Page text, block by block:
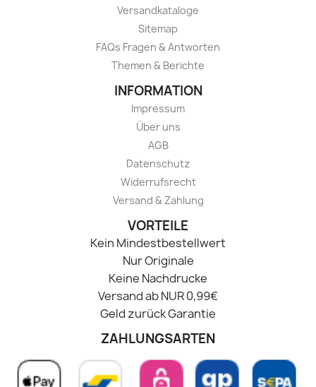
Versandkataloge
Sitemap
FAQs Fragen & Antworten
Themen & Berichte
INFORMATION
Impressum
Über uns
AGB
Datenschutz
Widerrufsrecht
Versand & Zahlung
VORTEILE
Kein Mindestbestellwert
Nur Originale
Keine Nachdrucke
Versand ab NUR 0,99€
Geld zurück Garantie
ZAHLUNGSARTEN